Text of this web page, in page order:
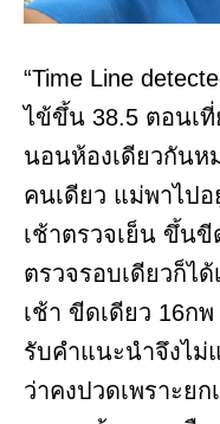
“Time Line
ไข้ขึ้น 38.5 ตอนเ
นอนห้องเดียวกันห
คนเดียว แม่พาไป
เช้าตรวจเย็น ขึ้น
ตรวจรอบเดียวก็ไ
เช้า ขีดเดียว 16ก
รับคำแนะนำจึงไม่
ว่าคงปวดเพราะย